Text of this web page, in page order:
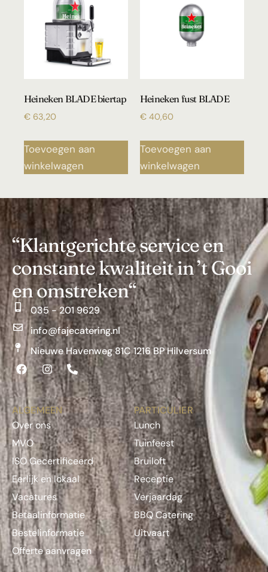
Heineken BLADE biertap
€ 63,20
Toevoegen aan
winkelwagen
Heineken fust BLADE
€ 40,60
Toevoegen aan
winkelwagen
“Klantgerichte service en
constante kwaliteit in ’t Gooi
en omstreken“
035 - 201 9629
info@fajecatering.nl
Nieuwe Havenweg 81C 1216 BP Hilversum
ALGEMEEN
Over ons
MVO
ISO Gecertificeerd
Eerlijk en lokaal
Vacatures
Betaalinformatie
Bestelinformatie
Offerte aanvragen
PARTICULIER
Lunch
Tuinfeest
Bruiloft
Receptie
Verjaardag
BBQ Catering
Uitvaart